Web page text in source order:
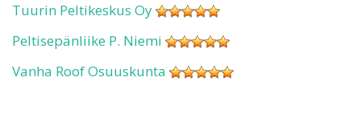
Tuurin Peltikeskus Oy
Peltisepänliike P. Niemi
Vanha Roof Osuuskunta